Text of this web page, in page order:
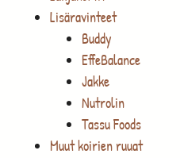
Lisäravinteet
Buddy
EffeBalance
Jakke
Nutrolin
Tassu Foods
Muut koirien ruuat